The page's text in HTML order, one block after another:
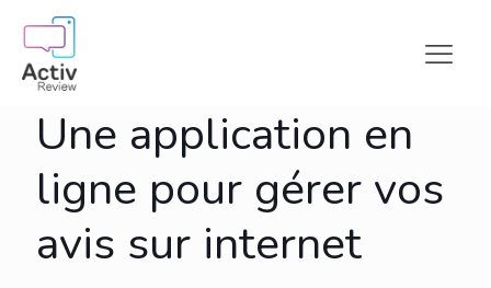
Une application en
ligne pour gérer vos
avis sur internet